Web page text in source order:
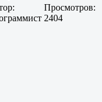
Просмотров:
2404